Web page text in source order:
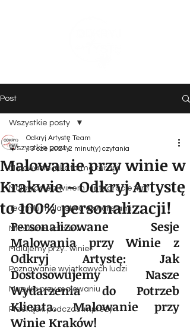
Post
Wszystkie posty
Malowanie jako forma terapii
Malowanie z winem - integracje firm
Techniki malarstwa akwarelami
Mieszanie kolorów
Malujemy przy.. winie!
Poznawanie wyjątkowych ludzi
Muzyka przy malowaniu
Przekąski podczas imprezy
Wszystkie posty
Malowanie przy winie w
Krakwie - Odkryj Artystę
to 100% personalizacji!
Odkryj Artystę Team
13 cze 2024 2 minut(y) czytania
Personalizowane Sesje
Malowania przy Winie z
Odkryj Artystę: Jak
Dostosowujemy Nasze
Wydarzenia do Potrzeb
Klienta. Malowanie przy
Winie Kraków!